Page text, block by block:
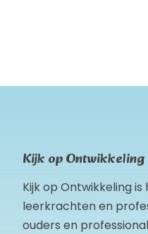
Kijk op Ontwikkeling
Kijk op Ontwikkeling
leerkrachten en
ouders en